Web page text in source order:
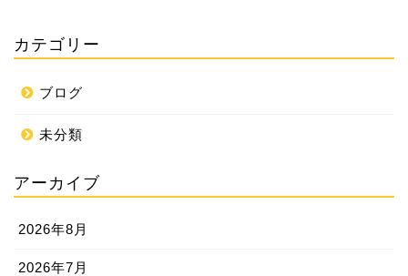
カテゴリー
ブログ
未分類
アーカイブ
2026年8月
2026年7月